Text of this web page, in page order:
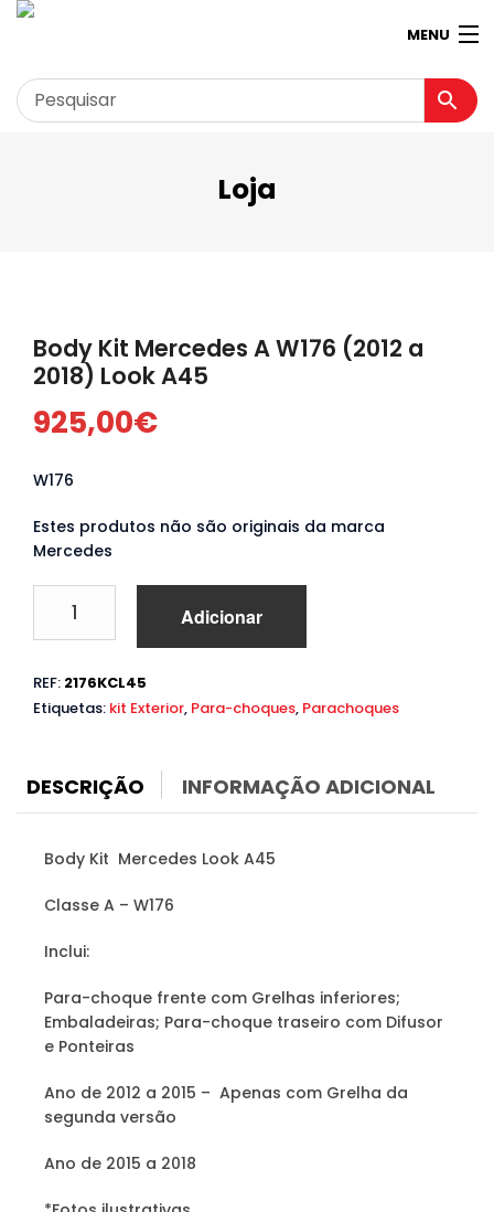
MENU
Garagem
Loja Virtual 360º
Loja
Body Kit Mercedes A W176 (2012 a
2018) Look A45
925,00€
W176
Estes produtos não são originais da marca
Mercedes
Body
Mercedes
A
a
A45
Adicionar
REF: 2176KCL45
Etiquetas: kit Exterior, Para-choques, Parachoques
DESCRIÇÃO INFORMAÇÃO ADICIONAL
Body Kit Mercedes Look A45
Classe A – W176
Inclui:
Para-choque frente com Grelhas inferiores;
Embaladeiras; Para-choque traseiro com Difusor
e Ponteiras
Ano de 2012 a 2015 – Apenas com Grelha da
segunda versão
Ano de 2015 a 2018